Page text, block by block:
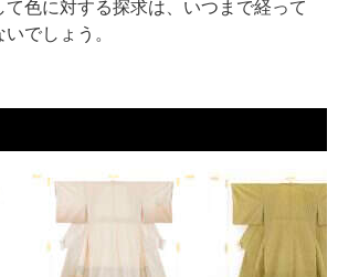
色に対する探求は、いつまで経って
でしょう。